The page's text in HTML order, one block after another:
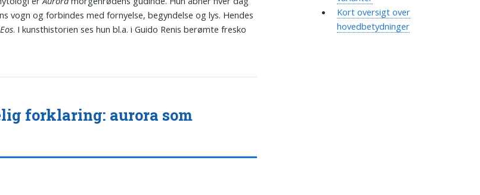
vogn og forbindes med fornyelse, begyndelse og lys. Hendes
Eos. I kunsthistorien ses hun bl.a. i Guido Renis berømte fresko
forklaring: aurora som
Kort oversigt over
hovedbetydninger